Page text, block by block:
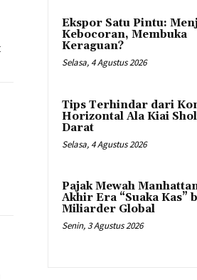
Ekspor Satu Pintu:
Kebocoran, Membuka
Keraguan?
Selasa, 4 Agustus 2026
Tips Terhindar dari
Horizontal Ala Kiai
Darat
Selasa, 4 Agustus 2026
Pajak Mewah
Akhir Era “Suaka Kas”
Miliarder Global
Senin, 3 Agustus 2026